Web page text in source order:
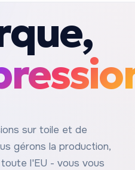
sur toile et de
gérons la production,
l'EU - vous vous